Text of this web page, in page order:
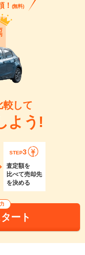
！ (無料)
較して
よう!
STEP3
査定額を
比べて売却先
を決める
ート